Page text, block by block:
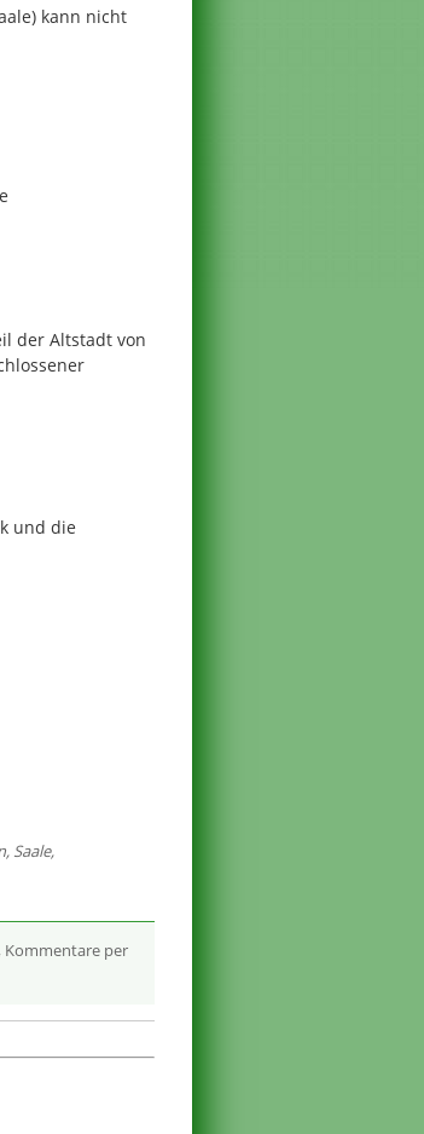
kann nicht
der Altstadt von
und die
, Saale,
Kommentare per